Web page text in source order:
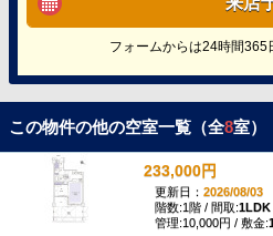
フォームからは24時間365
この物件の他の空室一覧（全8室）
233,000円
更新日： 2026/08/03
階数:1階 / 間取:1LDK
管理:10,000円 / 敷金: